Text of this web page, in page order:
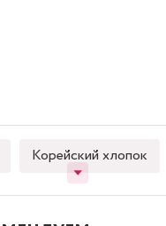
Корейский хлопок